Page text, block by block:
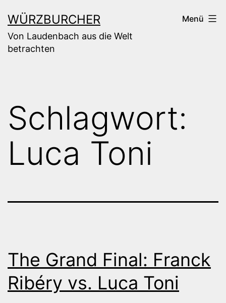
Inhalt
springen
WÜRZBURCHER
Von Laudenbach aus die Welt
betrachten
Menü
Schlagwort:
Luca Toni
The Grand Final: Franck
Ribéry vs. Luca Toni